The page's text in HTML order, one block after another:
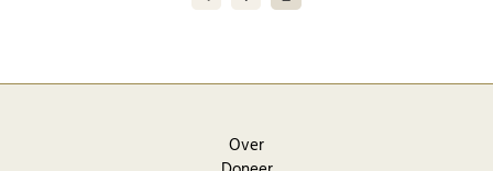
Over